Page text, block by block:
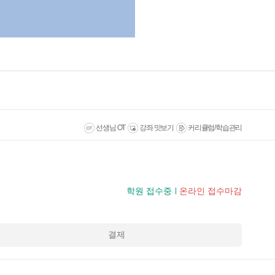
선생님 OT 강좌 맛보기 커리큘럼/학습관리
학원 접수중 온라인 접수마감
결제